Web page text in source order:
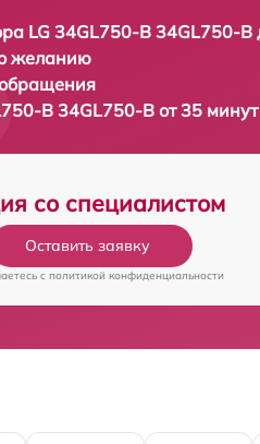
LG 34GL750-B 34GL750-B
желанию
B 34GL750-B от 35 минут
со специалистом
Оставить заявку
c политикой конфиденциальности